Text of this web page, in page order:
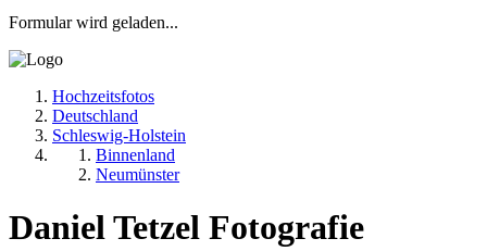
Formular wird geladen...
Hochzeitsfotos
Deutschland
Schleswig-Holstein
Binnenland
Neumünster
Daniel Tetzel Fotografie